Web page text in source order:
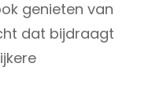
genieten van
dat bijdraagt